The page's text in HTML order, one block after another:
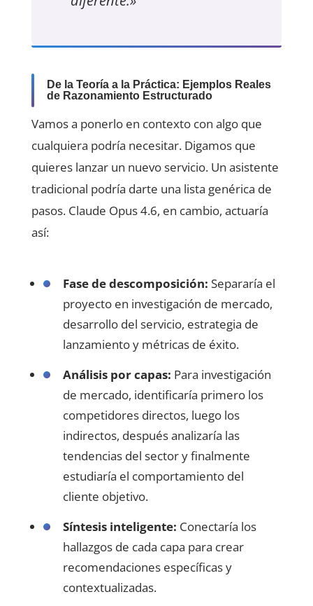
De la Teoría a la Práctica: Ejemplos Reales
de Razonamiento Estructurado
Vamos a ponerlo en contexto con algo que
cualquiera podría necesitar. Digamos que
quieres lanzar un nuevo servicio. Un asistente
tradicional podría darte una lista genérica de
pasos. Claude Opus 4.6, en cambio, actuaría
así:
Fase de descomposición: Separaría el
proyecto en investigación de mercado,
desarrollo del servicio, estrategia de
lanzamiento y métricas de éxito.
Análisis por capas: Para investigación
de mercado, identificaría primero los
competidores directos, luego los
indirectos, después analizaría las
tendencias del sector y finalmente
estudiaría el comportamiento del
cliente objetivo.
Síntesis inteligente: Conectaría los
hallazgos de cada capa para crear
recomendaciones específicas y
contextualizadas.